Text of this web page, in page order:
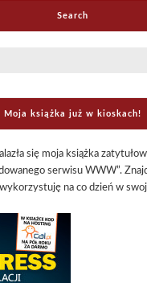
Search
Moja książka już w kioskach!
się moja książka
serwisu WWW”.
na co dzień w